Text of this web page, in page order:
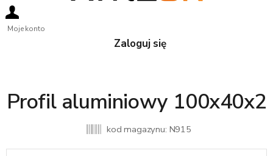
Moje konto
Zaloguj się
Profil aluminiowy 100x40x2
kod magazynu: N915